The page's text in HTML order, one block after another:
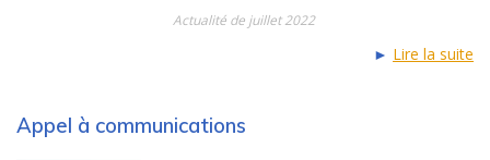
Actualité de juillet 2022
► Lire la suite
Appel à communications